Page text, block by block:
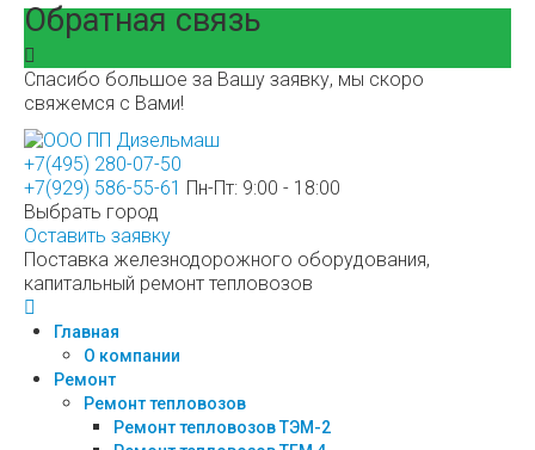
Обратная связь
Спасибо большое за Вашу заявку, мы скоро
свяжемся с Вами!
+7(495) 280-07-50
+7(929) 586-55-61 Пн-Пт: 9:00 - 18:00
Выбрать город
Оставить заявку
Поставка железнодорожного оборудования,
капитальный ремонт тепловозов
Главная
О компании
Ремонт
Ремонт тепловозов
Ремонт тепловозов ТЭМ-2